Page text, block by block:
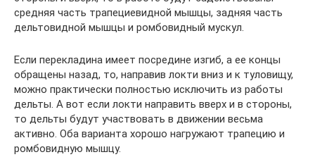
средняя часть трапециевидной мышцы, задняя часть
дельтовидной мышцы и ромбовидный мускул.
Если перекладина имеет посредине изгиб, а ее концы
обращены назад, то, направив локти вниз и к туловищу,
можно практически полностью исключить из работы
дельты. А вот если локти направить вверх и в стороны,
то дельты будут участвовать в движении весьма
активно. Оба варианта хорошо нагружают трапецию и
ромбовидную мышцу.